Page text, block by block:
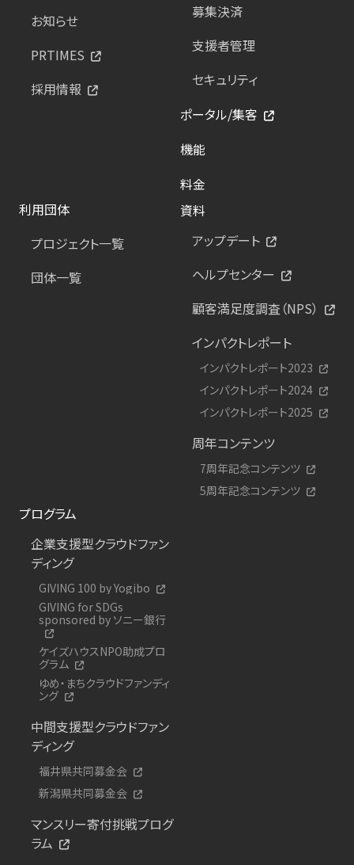
お知らせ
PRTIMES
採用情報
募集決済
支援者管理
セキュリティ
ポータル/集客
機能
料金
利用団体
プロジェクト一覧
団体一覧
資料
アップデート
ヘルプセンター
顧客満足度調査（NPS）
インパクトレポート
インパクトレポート2023
インパクトレポート2024
インパクトレポート2025
周年コンテンツ
7周年記念コンテンツ
5周年記念コンテンツ
プログラム
企業支援型クラウドファン
ディング
GIVING 100 by Yogibo
GIVING for SDGs
sponsored by ソニー銀行
ケイズハウスNPO助成プロ
グラム
ゆめ・まちクラウドファンディ
ング
中間支援型クラウドファン
ディング
福井県共同募金会
新潟県共同募金会
マンスリー寄付挑戦プログ
ラム